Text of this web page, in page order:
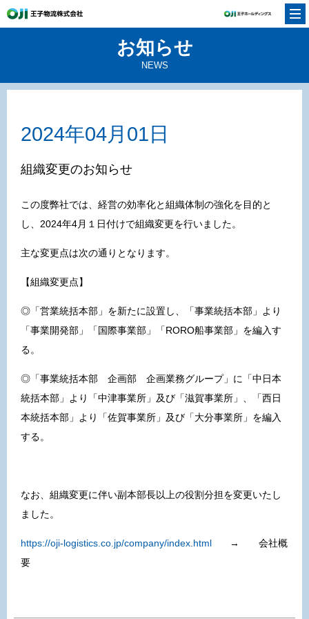
お知らせ
NEWS
2024年04月01日
組織変更のお知らせ
この度弊社では、経営の効率化と組織体制の強化を目的と
し、2024年4月１日付けで組織変更を行いました。
主な変更点は次の通りとなります。
【組織変更点】
◎「営業統括本部」を新たに設置し、「事業統括本部」より
「事業開発部」「国際事業部」「RORO船事業部」を編入す
る。
◎「事業統括本部 企画部 企画業務グループ」に「中日本
統括本部」より「中津事業所」及び「滋賀事業所」、「西日
本統括本部」より「佐賀事業所」及び「大分事業所」を編入
する。
なお、組織変更に伴い副本部長以上の役割分担を変更いたし
ました。
https://oji-logistics.co.jp/company/index.html → 会社概
要